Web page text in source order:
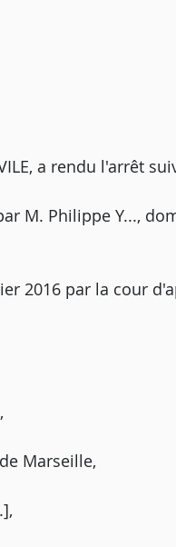
a rendu l'arrêt
M. Philippe Y...,
2016 par la cour
Marseille,